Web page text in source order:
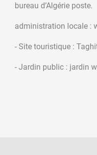
bureau d’Algérie
administration locale :
- Site touristique :
- Jardin public : jardin